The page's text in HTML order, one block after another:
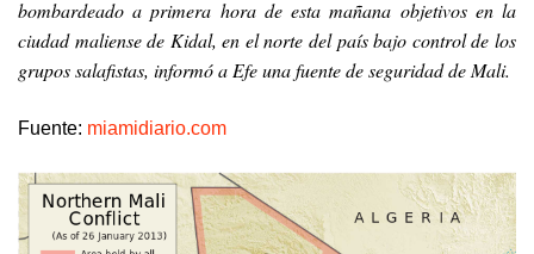
bombardeado a primera hora de esta mañana objetivos en la
ciudad maliense de Kidal, en el norte del país bajo control de los
grupos salafistas, informó a Efe una fuente de seguridad de Mali.
Fuente: miamidiario.com